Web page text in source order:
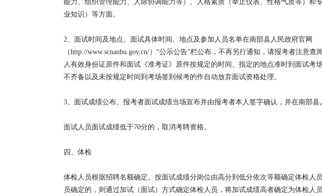
能力、组织管理能力、人际协调能力等）、人格素质（举止仪表、性格气质等）和
业知识）等方面。
2、面试时间及地点。面试具体时间、地点及参加人员名单在南部县人民政府官网
（http://www.scnanbu.gov.cn/）“公示公告”栏公布，不再另行通知，请报考者注意
人有效身份证原件和面试《准考证》原件按规定的时间、指定的地点准时到面试考
不齐备以及未按规定时间到考场签到候考的作自动放弃面试资格处理。
3、面试成绩公布。报考者面试成绩当场宣布并由报考者本人签字确认，并在南部县
面试人员面试成绩低于70分的，取消考聘资格。
四、体检
体检人员根据招聘名额确定。按面试成绩分岗位由高分到低分依次等额确定体检人
员确定的，则通过加试（面试）方式确定体检人员，将加试成绩高者确定为体检人